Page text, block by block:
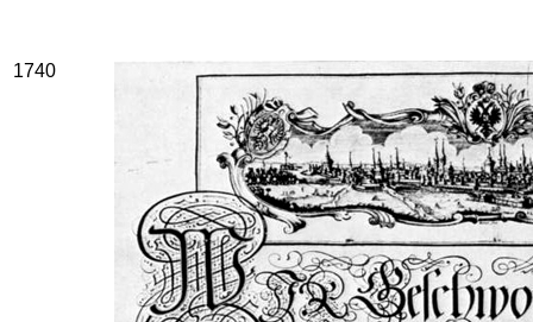
1740